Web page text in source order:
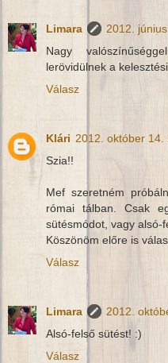
Limara
2012.
Nagy
lerövidülnek a
Válasz
Klári 2012. október 14.
Szia!!
Mef szeretném
római tálban. Csak
sütésmódot, vagy alsó-
Köszönöm előre is
Válasz
Limara
2012.
Alsó-felső sütést! :)
Válasz